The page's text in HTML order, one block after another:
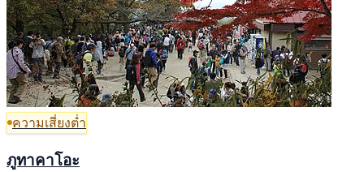
ความเสี่ยงต่ำ
ภูทาคาโอะ